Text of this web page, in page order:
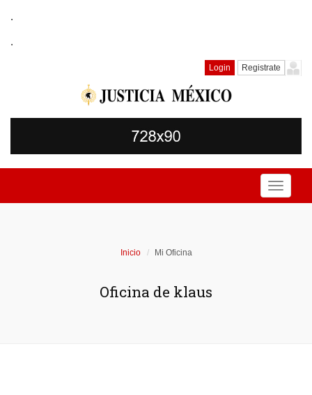
.
.
Login Registrate
Toggle
Inicio Mi Oficina
Oficina de klaus